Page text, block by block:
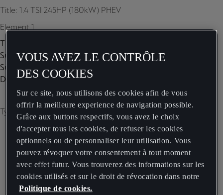
Title: 1.4 TSI 245HP (180kW) PHEV
Element 1
Title:
Subtitle:
Subtitle 2:
Description:
Type of image: carousel
VOUS AVEZ LE CONTRÔLE
DES COOKIES
Sur ce site, nous utilisons des cookies afin de vous
offrir la meilleure experience de navigation possible.
Grâce aux buttons respectifs, vous avez le choix
d'accepter tous les cookies, de refuser les cookies
optionnels ou de personnaliser leur utilisation. Vous
pouvez révoquer votre consentement à tout moment
avec effet futur. Vous trouverez des informations sur les
cookies utilisés et sur le droit de révocation dans notre
Politique de cookies.